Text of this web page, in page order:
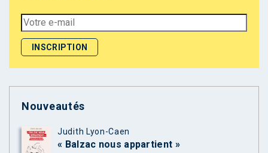
Nouveautés
Judith Lyon-Caen
« Balzac nous appartient »